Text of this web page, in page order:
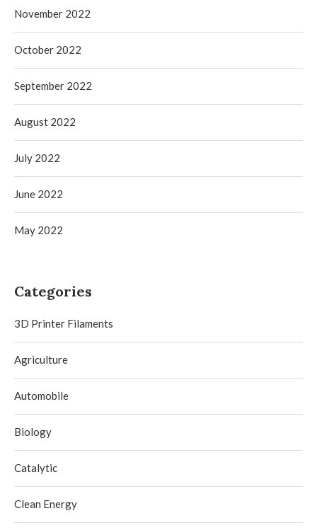
November 2022
October 2022
September 2022
August 2022
July 2022
June 2022
May 2022
Categories
3D Printer Filaments
Agriculture
Automobile
Biology
Catalytic
Clean Energy